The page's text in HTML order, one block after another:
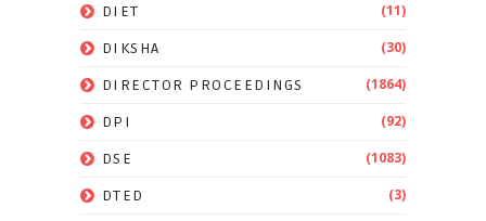
DIET (11)
DIKSHA (30)
DIRECTOR PROCEEDINGS (1864)
DPI (92)
DSE (1083)
DTED (3)